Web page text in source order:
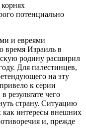
потенциально
и евреями
время Израиль в
родину расширил
Для палестинцев,
на эту
к серии
результате чего
страну. Ситуацию
как интересы внешних
и, прежде